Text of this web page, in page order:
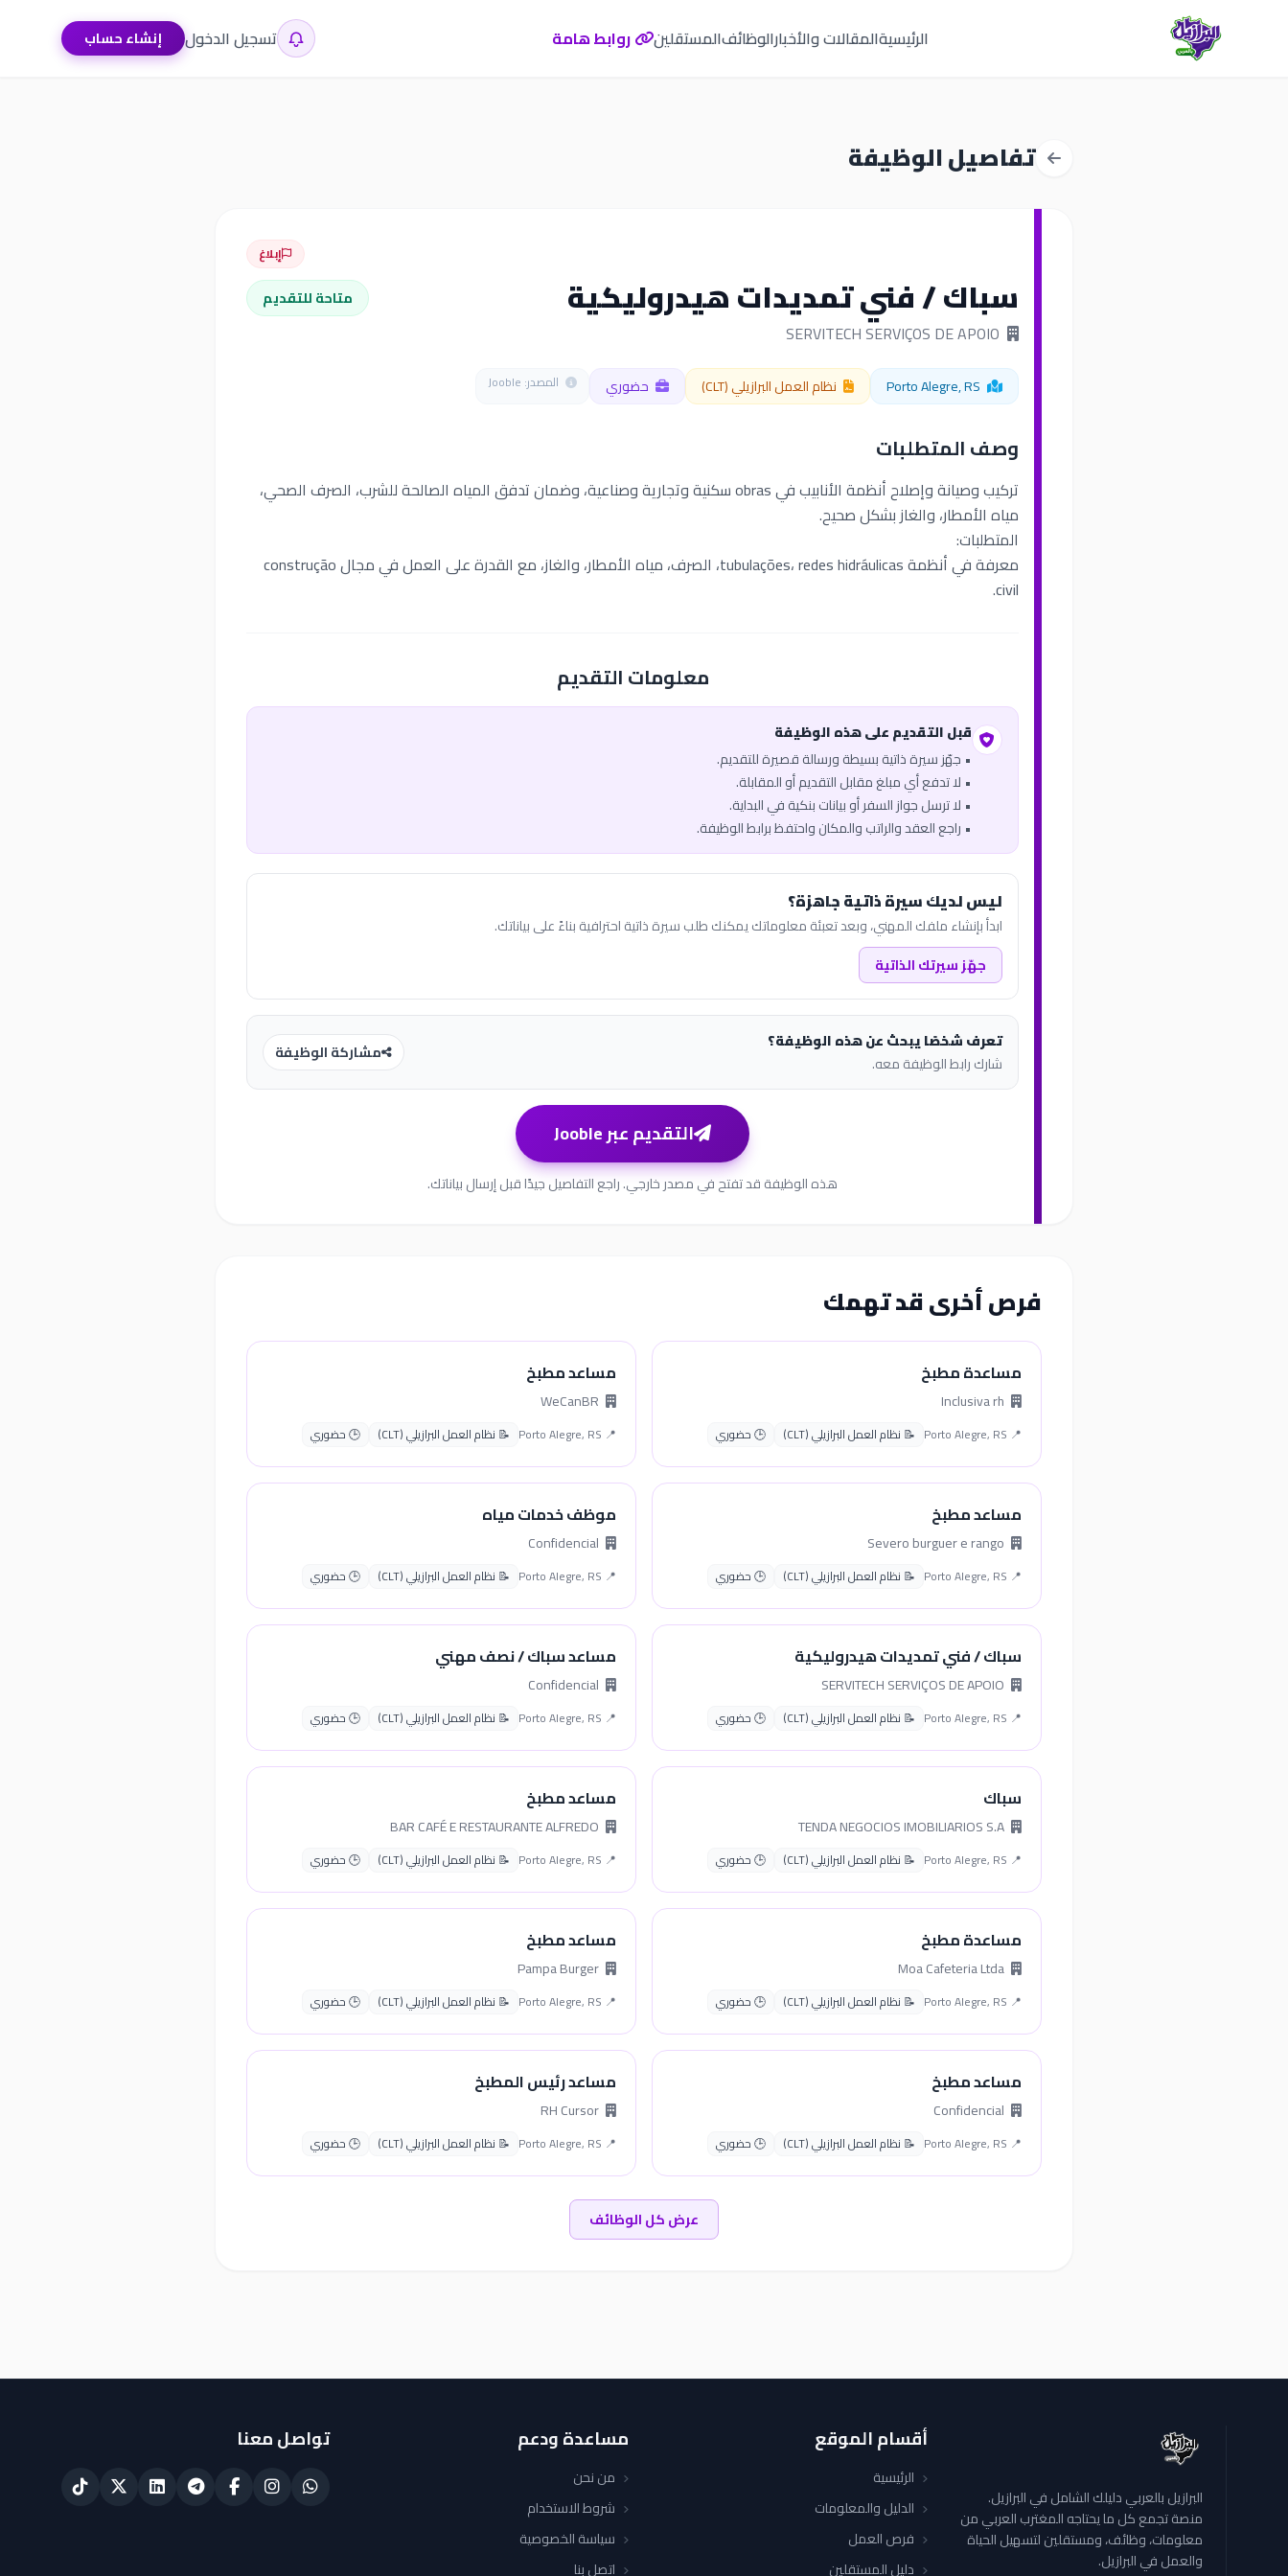
الرئيسيةالمقالات والأخبارالوظائفالمستقلين روابط هامة تسجيل الدخول إنشاء حساب
تفاصيل الوظيفة
إبلاغ
سباك / فني تمديدات هيدروليكية متاحة للتقديم
نظام العمل البرازيلي (CLT) حضوري المصدر: Jooble
وصف المتطلبات
تركيب وصيانة وإصلاح أنظمة الأنابيب في obras سكنية وتجارية وصناعية، وضمان تدفق المياه الصالحة للشرب، الصرف الصحي،
مياه الأمطار، والغاز بشكل صحيح.
المتطلبات:
معرفة في أنظمة tubulações، redes hidráulicas، الصرف، مياه الأمطار، والغاز، مع القدرة على العمل في مجال construção
civil.
معلومات التقديم
قبل التقديم على هذه الوظيفة
• جهّز سيرة ذاتية بسيطة ورسالة قصيرة للتقديم.
• لا تدفع أي مبلغ مقابل التقديم أو المقابلة.
• لا ترسل جواز السفر أو بيانات بنكية في البداية.
• راجع العقد والراتب والمكان واحتفظ برابط الوظيفة.
ليس لديك سيرة ذاتية جاهزة؟
ابدأ بإنشاء ملفك المهني، وبعد تعبئة معلوماتك يمكنك طلب سيرة ذاتية احترافية بناءً على بياناتك.
جهّز سيرتك الذاتية
تعرف شخصًا يبحث عن هذه الوظيفة؟
شارك رابط الوظيفة معه.
مشاركة الوظيفة
التقديم عبر Jooble
هذه الوظيفة قد تفتح في مصدر خارجي. راجع التفاصيل جيدًا قبل إرسال بياناتك.
فرص أخرى قد تهمك
مساعدة مطبخ
📍 Porto Alegre, RS 📝 نظام العمل البرازيلي (CLT) 🕒 حضوري
مساعد مطبخ
📍 Porto Alegre, RS 📝 نظام العمل البرازيلي (CLT) 🕒 حضوري
مساعد مطبخ
📍 Porto Alegre, RS 📝 نظام العمل البرازيلي (CLT) 🕒 حضوري
موظف خدمات مياه
📍 Porto Alegre, RS 📝 نظام العمل البرازيلي (CLT) 🕒 حضوري
سباك / فني تمديدات هيدروليكية
📍 Porto Alegre, RS 📝 نظام العمل البرازيلي (CLT) 🕒 حضوري
مساعد سباك / نصف مهني
📍 Porto Alegre, RS 📝 نظام العمل البرازيلي (CLT) 🕒 حضوري
سباك
📍 Porto Alegre, RS 📝 نظام العمل البرازيلي (CLT) 🕒 حضوري
مساعد مطبخ
📍 Porto Alegre, RS 📝 نظام العمل البرازيلي (CLT) 🕒 حضوري
مساعدة مطبخ
📍 Porto Alegre, RS 📝 نظام العمل البرازيلي (CLT) 🕒 حضوري
مساعد مطبخ
📍 Porto Alegre, RS 📝 نظام العمل البرازيلي (CLT) 🕒 حضوري
مساعد مطبخ
📍 Porto Alegre, RS 📝 نظام العمل البرازيلي (CLT) 🕒 حضوري
مساعد رئيس المطبخ
📍 Porto Alegre, RS 📝 نظام العمل البرازيلي (CLT) 🕒 حضوري
عرض كل الوظائف
البرازيل بالعربي دليلك الشامل في البرازيل.
منصة تجمع كل ما يحتاجه المغترب العربي من
معلومات، وظائف، ومستقلين لتسهيل الحياة
والعمل في البرازيل.
أقسام الموقع
الرئيسية
الدليل والمعلومات
فرص العمل
دليل المستقلين
مساعدة ودعم
من نحن
شروط الاستخدام
سياسة الخصوصية
اتصل بنا
تواصل معنا